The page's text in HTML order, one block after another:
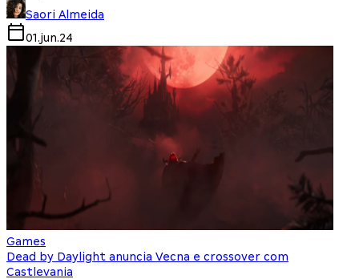
Saori Almeida
01.jun.24
Games
Dead by Daylight anuncia Vecna e crossover com
Castlevania